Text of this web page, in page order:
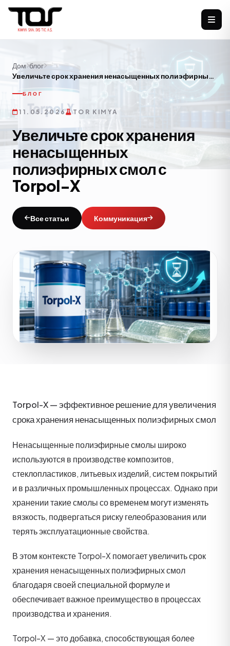
Дом блог
Увеличьте срок хранения ненасыщенных полиэфирных
смол с Torpol-X
БЛОГ
11.05.2026 TOR KIMYA
Увеличьте срок хранения
ненасыщенных
полиэфирных смол с
Torpol-X
Все статьи Коммуникация
Torpol-X — эффективное решение для увеличения
срока хранения ненасыщенных полиэфирных смол
Ненасыщенные полиэфирные смолы широко
используются в производстве композитов,
стеклопластиков, литьевых изделий, систем покрытий
и в различных промышленных процессах. Однако при
хранении такие смолы со временем могут изменять
вязкость, подвергаться риску гелеобразования или
терять эксплуатационные свойства.
В этом контексте Torpol-X помогает увеличить срок
хранения ненасыщенных полиэфирных смол
благодаря своей специальной формуле и
обеспечивает важное преимущество в процессах
производства и хранения.
Torpol-X — это добавка, способствующая более